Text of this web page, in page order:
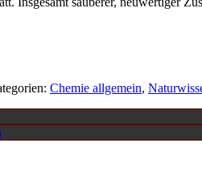
Chemie allgemein,